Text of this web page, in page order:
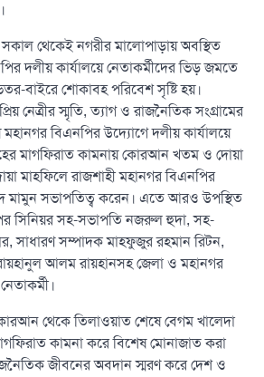
সকাল থেকেই নগরীর মালোপাড়ায় অবস্থিত
দলীয় কার্যালয়ে নেতাকর্মীদের ভিড় জমতে
বাইরে শোকাবহ পরিবেশ সৃষ্টি হয়।
নেত্রীর স্মৃতি, ত্যাগ ও রাজনৈতিক সংগ্রামের
মহানগর বিএনপির উদ্যোগে দলীয় কার্যালয়ে
মাগফিরাত কামনায় কোরআন খতম ও দোয়া
মাহফিলে রাজশাহী মহানগর বিএনপির
মামুন সভাপতিত্ব করেন। এতে আরও উপস্থিত
সিনিয়র সহ-সভাপতি নজরুল হুদা, সহ-
সাধারণ সম্পাদক মাহফুজুর রহমান রিটন,
আলম রায়হানসহ জেলা ও মহানগর
থেকে তিলাওয়াত শেষে বেগম খালেদা
কামনা করে বিশেষ মোনাজাত করা
জীবনের অবদান স্মরণ করে দেশ ও